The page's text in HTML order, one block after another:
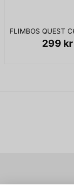
299 kr